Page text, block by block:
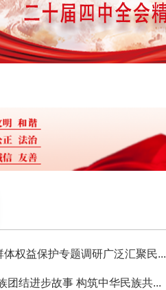
权益保护专题调研广泛汇聚民...
团结进步故事 构筑中华民族共...